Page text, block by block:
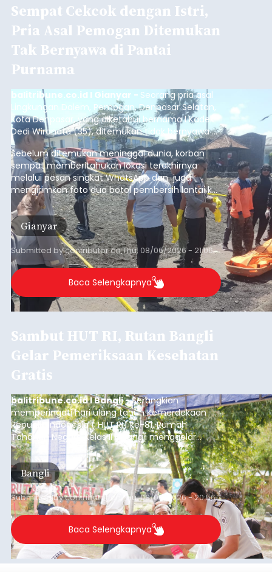
Sempat Cekcok dengan Istri,
Pria Asal Pemogan Ditemukan
Tak Bernyawa di Pantai
Purnama
balitribune.co.id I Gianyar - Seorang pria asal
Lingkungan Dalem, Pemogan, Denpasar Selatan,
Kota Denpasar, yang diketahui bernama I Kadek
Dedi Wiranata (35), ditemukan tidak bernyawa di
pesisir Pantai Purnama, Sukawati.
Sebelum ditemukan meninggal dunia, korban
sempat memberitahukan lokasi terakhirnya
melalui pesan singkat WhatsApp dan juga
mengirimkan foto dua botol pembersih lantai ke
istrinya.
Gianyar
Submitted bycontributoronThu, 08/06/2026 - 21:06
Baca Selengkapnya
Sambut HUT RI, Rutan Bangli
Gelar Pemeriksaan Kesehatan
Gratis
balitribune.co.id I Bangli -Serangkian
memperingati hari ulang tahun Kemerdekaan
Republik Indonesia ( HUT RI) ke-81, Rumah
Tahanan Negara Kelas II B Bangli menggelar
kegiatan pemeriksaan kesehatan gratis, Rabu
(6/8/2026).
Bangli
Submitted bycontributor Thu, 08/06/2026 - 20:56
Baca Selengkapnya